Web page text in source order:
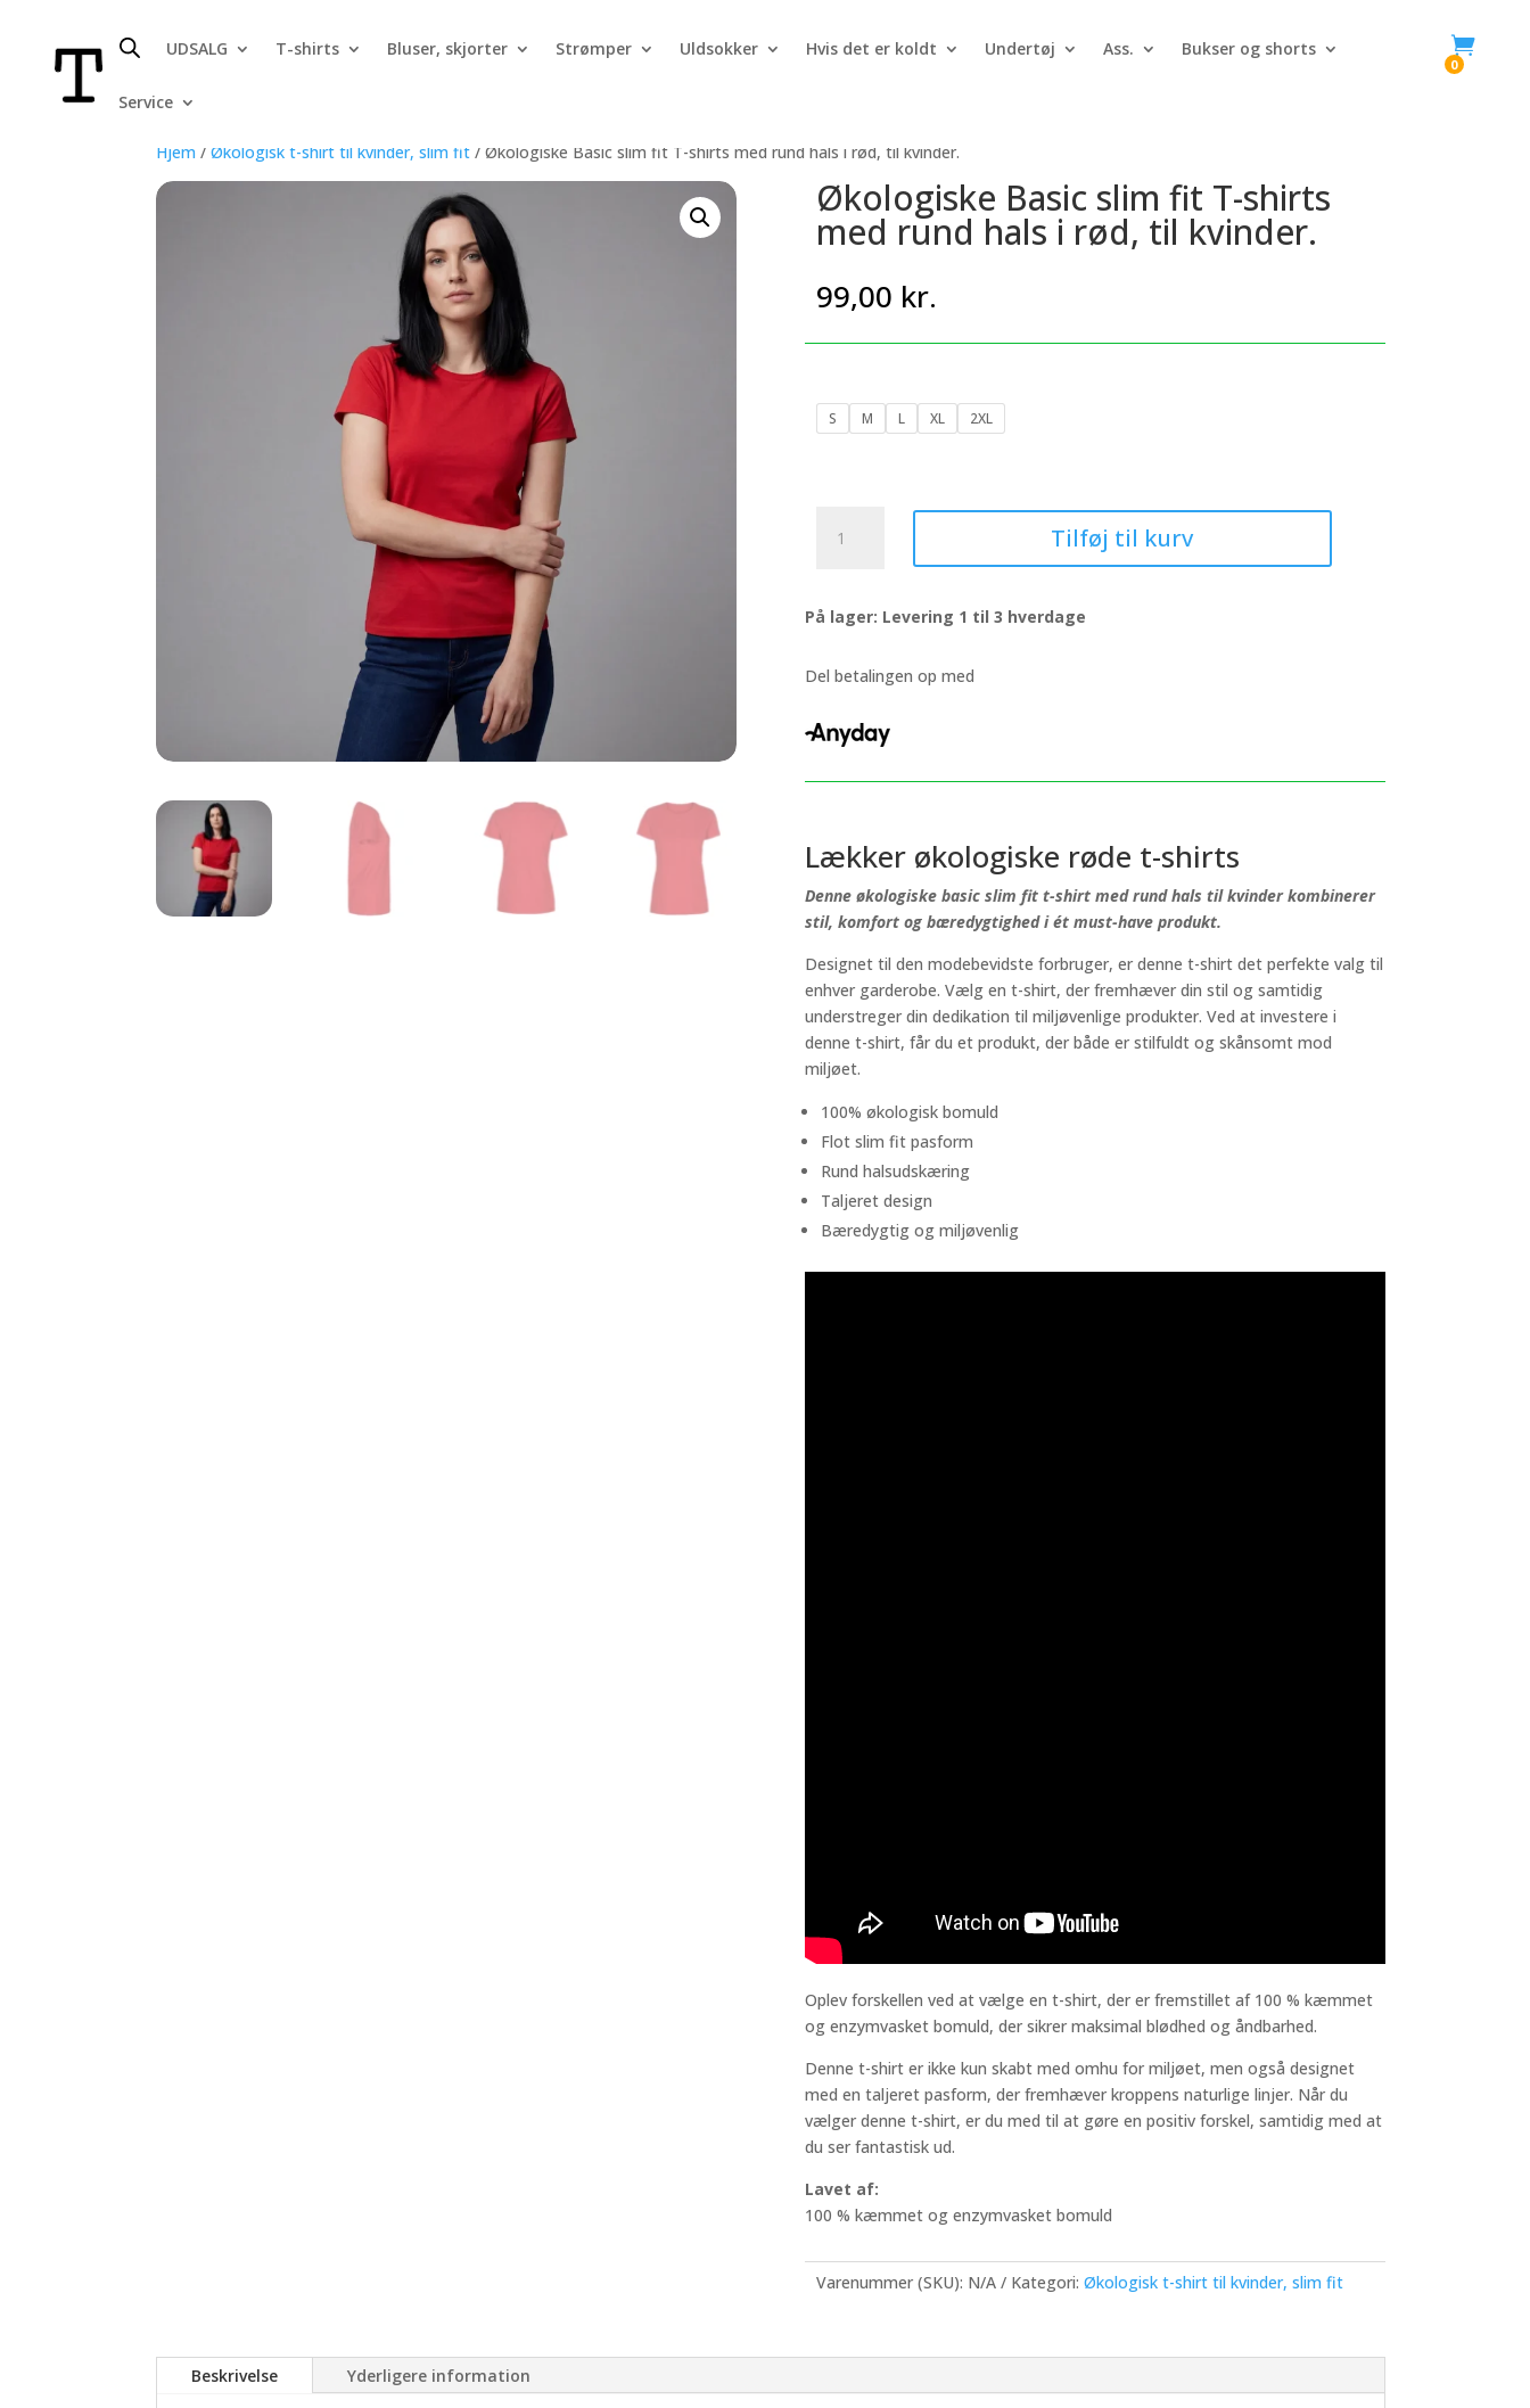
UDSALG T-shirts Bluser, skjorter Strømper Uldsokker Hvis det er koldt Undertøj Ass. Bukser og shorts
Service

0
Hjem / Økologisk t-shirt til kvinder, slim fit / Økologiske Basic slim fit T-shirts med rund hals i rød, til kvinder.
Økologiske Basic slim fit T-shirts
med rund hals i rød, til kvinder.
99,00 kr.
S M L XL 2XL
Basic
T-
med
hals
rød,
antal
Tilføj til kurv
På lager: Levering 1 til 3 hverdage
Del betalingen op med
Lækker økologiske røde t-shirts
Denne økologiske basic slim fit t-shirt med rund hals til kvinder kombinerer
stil, komfort og bæredygtighed i ét must-have produkt.
Designet til den modebevidste forbruger, er denne t-shirt det perfekte valg til
enhver garderobe. Vælg en t-shirt, der fremhæver din stil og samtidig
understreger din dedikation til miljøvenlige produkter. Ved at investere i
denne t-shirt, får du et produkt, der både er stilfuldt og skånsomt mod
miljøet.
100% økologisk bomuld
Flot slim fit pasform
Rund halsudskæring
Taljeret design
Bæredygtig og miljøvenlig
Oplev forskellen ved at vælge en t-shirt, der er fremstillet af 100 % kæmmet
og enzymvasket bomuld, der sikrer maksimal blødhed og åndbarhed.
Denne t-shirt er ikke kun skabt med omhu for miljøet, men også designet
med en taljeret pasform, der fremhæver kroppens naturlige linjer. Når du
vælger denne t-shirt, er du med til at gøre en positiv forskel, samtidig med at
du ser fantastisk ud.
Lavet af:
100 % kæmmet og enzymvasket bomuld
Varenummer (SKU): N/A Kategori: Økologisk t-shirt til kvinder, slim fit
Beskrivelse Yderligere information